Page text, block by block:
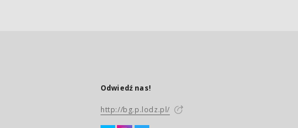
Odwiedź nas!
http://bg.p.lodz.pl/